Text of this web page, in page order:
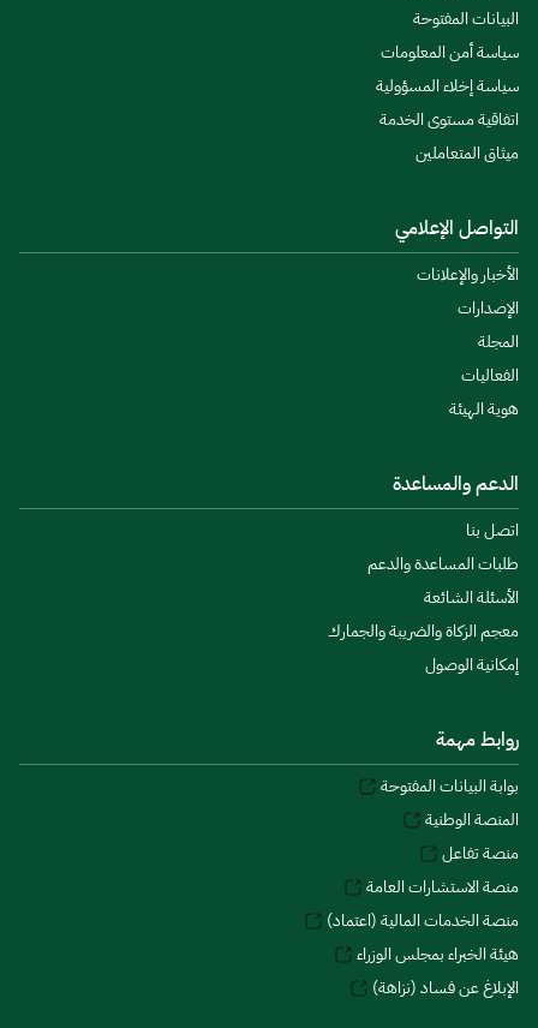
البيانات المفتوحة
سياسة أمن المعلومات
سياسة إخلاء المسؤولية
اتفاقية مستوى الخدمة
ميثاق المتعاملين
التواصل الإعلامي
الأخبار والإعلانات
الإصدارات
المجلة
الفعاليات
هوية الهيئة
الدعم والمساعدة
اتصل بنا
طلبات المساعدة والدعم
الأسئلة الشائعة
معجم الزكاة والضريبة والجمارك
إمكانية الوصول
روابط مهمة
بوابة البيانات المفتوحة
المنصة الوطنية
منصة تفاعل
منصة الاستشارات العامة
منصة الخدمات المالية (اعتماد)
هيئة الخبراء بمجلس الوزراء
الإبلاغ عن فساد (نزاهة)